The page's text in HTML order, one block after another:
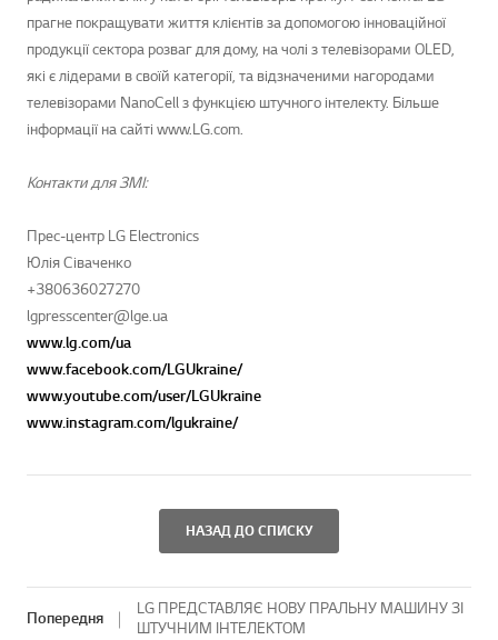
прагне покращувати життя клієнтів за допомогою інноваційної
продукції сектора розваг для дому, на чолі з телевізорами OLED,
які є лідерами в своїй категорії, та відзначеними нагородами
телевізорами NanoCell з функцією штучного інтелекту. Більше
інформації на сайті www.LG.com.
Контакти для ЗМІ:
Прес-центр LG Electronics
Юлія Сіваченко
+380636027270
lgpresscenter@lge.ua
www.lg.com/ua
www.facebook.com/LGUkraine/
www.youtube.com/user/LGUkraine
www.instagram.com/lgukraine/
НАЗАД ДО СПИСКУ
Попередня
LG ПРЕДСТАВЛЯЄ НОВУ ПРАЛЬНУ МАШИНУ ЗІ
ШТУЧНИМ ІНТЕЛЕКТОМ